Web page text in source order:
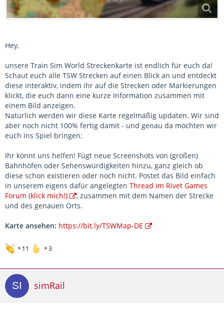
Hey,
unsere Train Sim World Streckenkarte ist endlich für euch da!
Schaut euch alle TSW Strecken auf einen Blick an und entdeckt
diese interaktiv, indem ihr auf die Strecken oder Markierungen
klickt, die euch dann eine kurze Information zusammen mit
einem Bild anzeigen.
Natürlich werden wir diese Karte regelmäßig updaten. Wir sind
aber noch nicht 100% fertig damit - und genau da möchten wir
euch ins Spiel bringen:
Ihr könnt uns helfen! Fügt neue Screenshots von (großen)
Bahnhöfen oder Sehenswürdigkeiten hinzu, ganz gleich ob
diese schon existieren oder noch nicht. Postet das Bild einfach
in unserem eigens dafür angelegten Thread im Rivet Games
Forum (klick mich!)
, zusammen mit dem Namen der Strecke
und des genauen Orts.
Karte ansehen: https://bit.ly/TSWMap-DE
11 3
simRail